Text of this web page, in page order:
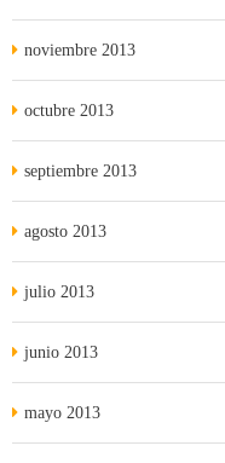
noviembre 2013
octubre 2013
septiembre 2013
agosto 2013
julio 2013
junio 2013
mayo 2013